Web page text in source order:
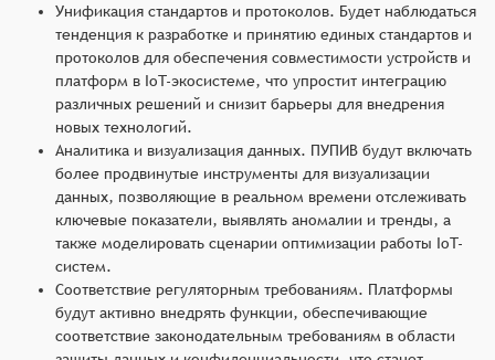
Унификация стандартов и протоколов. Будет наблюдаться
тенденция к разработке и принятию единых стандартов и
протоколов для обеспечения совместимости устройств и
платформ в IoT-экосистеме, что упростит интеграцию
различных решений и снизит барьеры для внедрения
новых технологий.
Аналитика и визуализация данных. ПУПИВ будут включать
более продвинутые инструменты для визуализации
данных, позволяющие в реальном времени отслеживать
ключевые показатели, выявлять аномалии и тренды, а
также моделировать сценарии оптимизации работы IoT-
систем.
Соответствие регуляторным требованиям. Платформы
будут активно внедрять функции, обеспечивающие
соответствие законодательным требованиям в области